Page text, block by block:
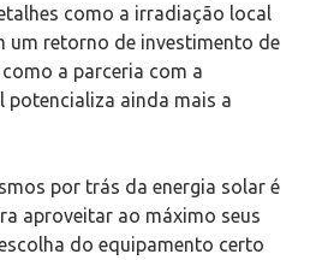
como a irradiação local
um retorno de investimento de
a parceria com a
potencializa ainda mais a
por trás da energia solar é
aproveitar ao máximo seus
do equipamento certo